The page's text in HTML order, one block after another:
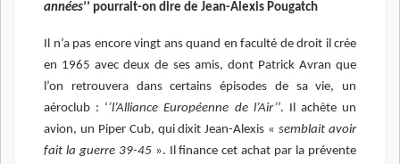
années’’ pourrait-on dire de Jean-Alexis Pougatch
Il n’a pas encore vingt ans quand en faculté de droit il crée
en 1965 avec deux de ses amis, dont Patrick Avran que
l’on retrouvera dans certains épisodes de sa vie, un
aéroclub : ‘’l’Alliance Européenne de l’Air’’. Il achète un
avion, un Piper Cub, qui dixit Jean-Alexis « semblait avoir
fait la guerre 39-45». Il finance cet achat par la prévente